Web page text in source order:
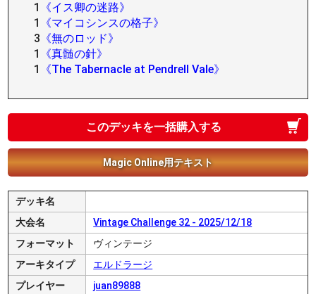
1
《イス卿の迷路》
1
《マイコシンスの格子》
3 《無のロッド》
1
《真髄の針》
1
《The Tabernacle at Pendrell Vale》
このデッキを一括購入する
Magic Online用テキスト
デッキ名
大会名
Vintage Challenge 32 - 2025/12/18
フォーマット
ヴィンテージ
アーキタイプ
エルドラージ
プレイヤー
juan89888